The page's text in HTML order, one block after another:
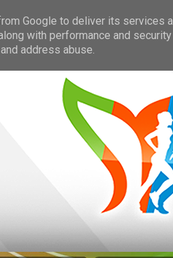
Google to deliver its services
with performance and
address abuse.